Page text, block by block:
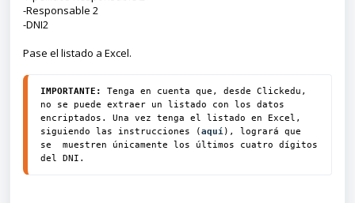
-Responsable 2
-DNI2
Pase el listado a Excel.
IMPORTANTE:
Tenga en cuenta que, desde Clickedu,
no se puede extraer un listado con los datos
encriptados. Una vez tenga el listado en Excel,
siguiendo las instrucciones (aquí), logrará que
se
muestren únicamente los últimos cuatro dígitos
del DNI.